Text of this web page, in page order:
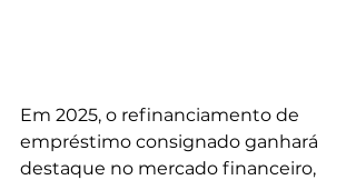
Em 2025, o refinanciamento de
empréstimo consignado ganhará
destaque no mercado financeiro,